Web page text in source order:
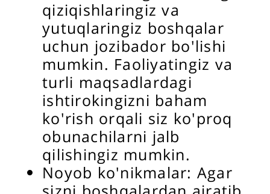
qiziqishlaringiz va
yutuqlaringiz boshqalar
uchun jozibador bo'lishi
mumkin. Faoliyatingiz va
turli maqsadlardagi
ishtirokingizni baham
ko'rish orqali siz ko'proq
obunachilarni jalb
qilishingiz mumkin.
Noyob ko'nikmalar: Agar